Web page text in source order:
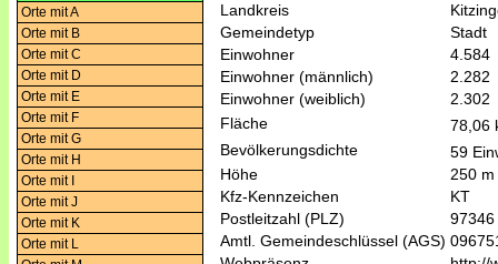
Orte mit A
Orte mit B
Orte mit C
Orte mit D
Orte mit E
Orte mit F
Orte mit G
Orte mit H
Orte mit I
Orte mit J
Orte mit K
Orte mit L
Landkreis
Gemeindetyp
Stadt
Einwohner
4.584
Einwohner (männlich)
2.282
Einwohner (weiblich)
2.302
Fläche
78,06
Bevölkerungsdichte
59
Höhe
250 m
Kfz-Kennzeichen
KT
Postleitzahl (PLZ)
97346
Amtl. Gemeindeschlüssel (AGS)